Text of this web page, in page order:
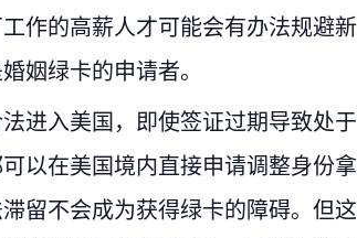
作的高薪人才可能会有办法规避新
姻绿卡的申请者。
进入美国，即使签证过期导致处于
以在美国境内直接申请调整身份拿
留不会成为获得绿卡的障碍。但这